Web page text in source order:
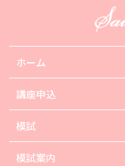
ホーム
講座申込
模試
模試案内